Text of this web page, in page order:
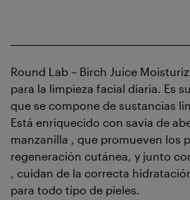
Round Lab – Birch Juice
para la limpieza facial diaria. Es
que se compone de sustancias
Está enriquecido con savia de
manzanilla , que promueven los
regeneración cutánea, y junto
, cuidan de la correcta
para todo tipo de pieles.